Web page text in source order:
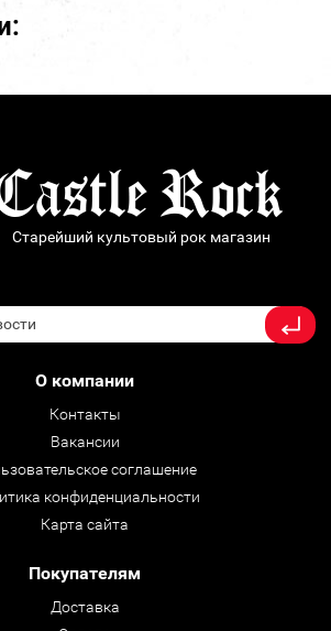
Старейший культовый рок магазин
О компании
Контакты
Вакансии
соглашение
конфиденциальности
Карта сайта
Покупателям
Доставка